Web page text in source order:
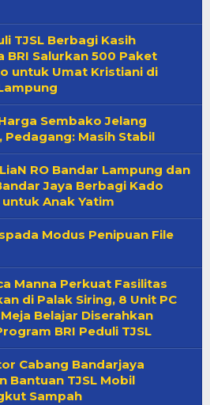
TJSL Berbagi Kasih
BRI Salurkan 500 Paket
untuk Umat Kristiani di
Sembako Jelang
Pedagang: Masih Stabil
RO Bandar Lampung dan
Jaya Berbagi Kado
Anak Yatim
Modus Penipuan File
Manna Perkuat Fasilitas
di Palak Siring, 8 Unit PC
Belajar Diserahkan
BRI Peduli TJSL
Cabang Bandarjaya
Bantuan TJSL Mobil
Sampah